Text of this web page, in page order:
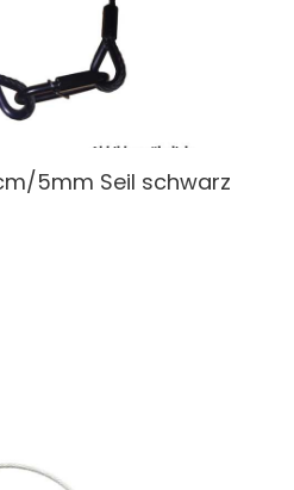
5mm Seil schwarz